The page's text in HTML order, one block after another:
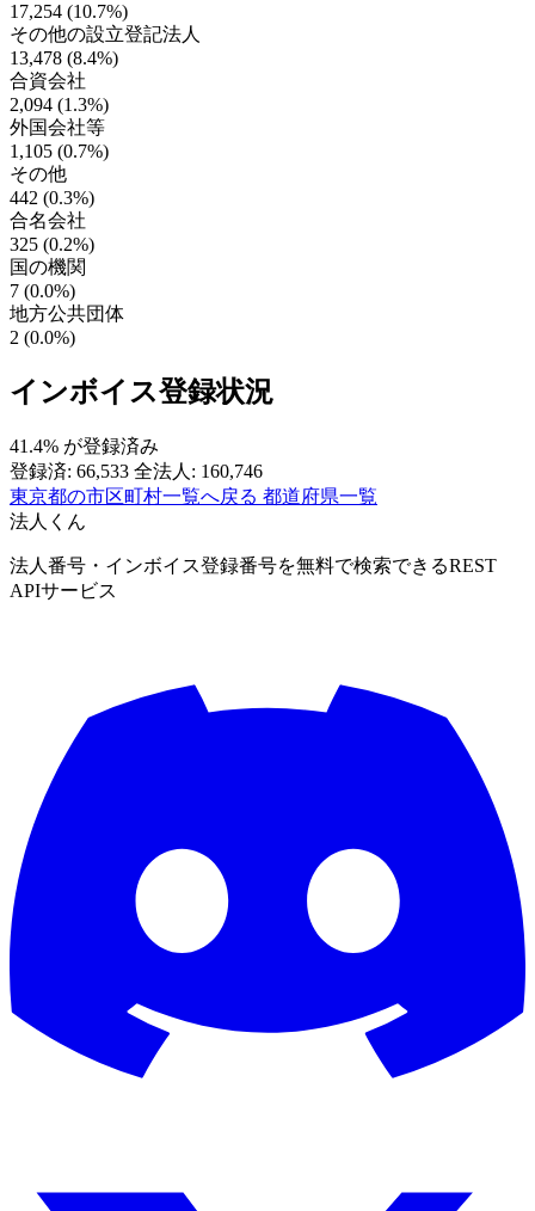
17,254 (10.7%)
その他の設立登記法人
13,478 (8.4%)
合資会社
2,094 (1.3%)
外国会社等
1,105 (0.7%)
その他
442 (0.3%)
合名会社
325 (0.2%)
国の機関
7 (0.0%)
地方公共団体
2 (0.0%)
インボイス登録状況
41.4% が登録済み
登録済: 66,533 全法人: 160,746
東京都の市区町村一覧へ戻る 都道府県一覧
法人くん
法人番号・インボイス登録番号を無料で検索できるREST
APIサービス